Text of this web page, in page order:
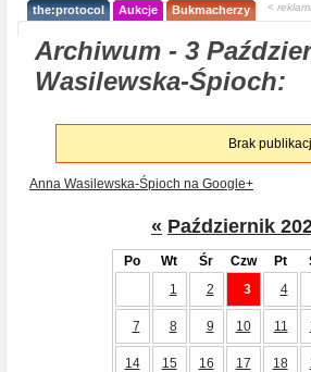
the:protocol Aukcje Bukmacherzy <
Archiwum - 3
Wasilewska-Śpioch:
Brak
Anna Wasilewska-Śpioch na Google+
« Październik
Po Wt Śr Czw Pt
1
2 3 4
7 8 9 10 11
14 15 16 17 18